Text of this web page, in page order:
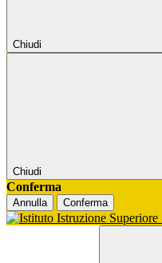
Chiudi
Chiudi
Conferma
Annulla Conferma